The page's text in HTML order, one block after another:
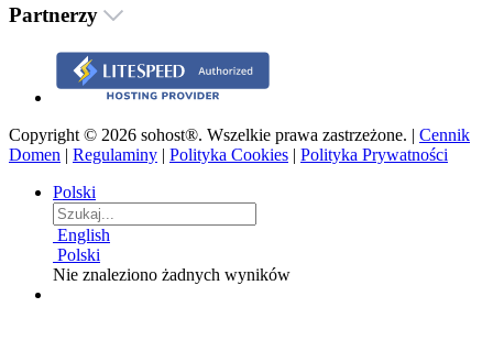
Partnerzy
Copyright © 2026 sohost®. Wszelkie prawa zastrzeżone. | Cennik
Domen | Regulaminy | Polityka Cookies | Polityka Prywatności
Polski
English
Polski
Nie znaleziono żadnych wyników